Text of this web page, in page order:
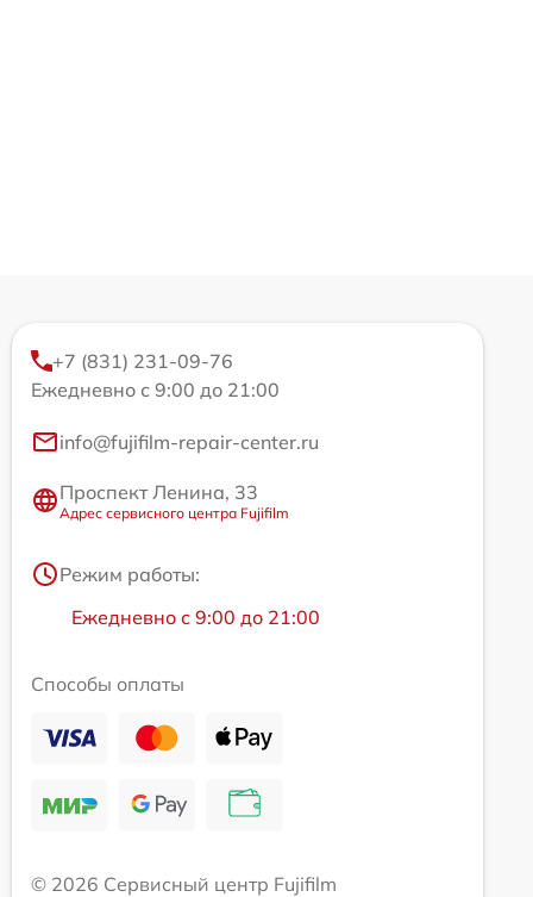
+7 (831) 231-09-76
Ежедневно с 9:00 до 21:00
info@fujifilm-repair-center.ru
Проспект Ленина, 33
Адрес сервисного центра Fujifilm
Режим работы:
Ежедневно с 9:00 до 21:00
Способы оплаты
© 2026 Сервисный центр Fujifilm